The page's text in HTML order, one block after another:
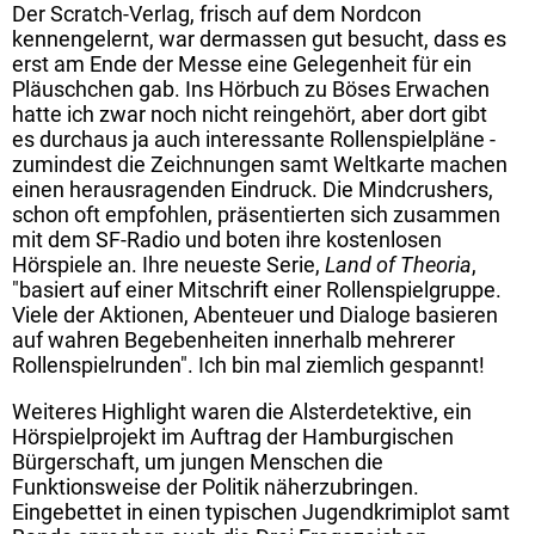
Der Scratch-Verlag, frisch auf dem Nordcon
kennengelernt, war dermassen gut besucht, dass es
erst am Ende der Messe eine Gelegenheit für ein
Pläuschchen gab. Ins Hörbuch zu Böses Erwachen
hatte ich zwar noch nicht reingehört, aber dort gibt
es durchaus ja auch interessante Rollenspielpläne -
zumindest die Zeichnungen samt Weltkarte machen
einen herausragenden Eindruck. Die Mindcrushers,
schon oft empfohlen, präsentierten sich zusammen
mit dem SF-Radio und boten ihre kostenlosen
Hörspiele an. Ihre neueste Serie, Land of Theoria,
"basiert auf einer Mitschrift einer Rollenspielgruppe.
Viele der Aktionen, Abenteuer und Dialoge basieren
auf wahren Begebenheiten innerhalb mehrerer
Rollenspielrunden". Ich bin mal ziemlich gespannt!
Weiteres Highlight waren die Alsterdetektive, ein
Hörspielprojekt im Auftrag der Hamburgischen
Bürgerschaft, um jungen Menschen die
Funktionsweise der Politik näherzubringen.
Eingebettet in einen typischen Jugendkrimiplot samt